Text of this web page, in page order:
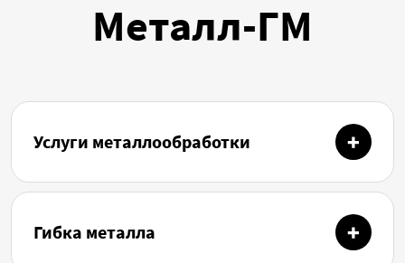
Металл-ГМ
Услуги металлообработки
Гибка металла